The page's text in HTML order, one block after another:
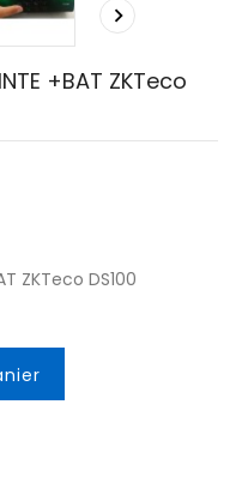

+BAT ZKTeco
ZKTeco DS100